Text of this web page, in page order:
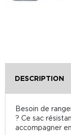
DESCRIPTION
Besoin de
? Ce sac
accompagner